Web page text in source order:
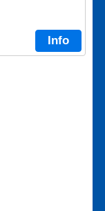
Info